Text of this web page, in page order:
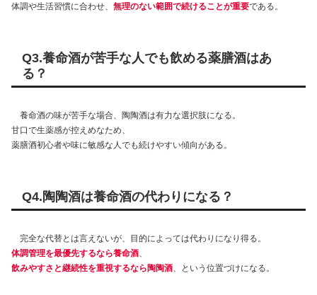
体調や生活習慣に合わせ、 無理のない範囲で続けることが重要である。
Q3.養命酒が苦手な人でも飲める薬膳酒はあ
る？
養命酒の味が苦手な場合、陶陶酒は有力な選択肢になる。
甘口で生薬感が控えめなため、
薬膳酒初心者や味に敏感な人でも続けやすい傾向がある。
Q4.陶陶酒は養命酒の代わりになる？
完全な代替とは言えないが、目的によっては代わりになり得る。
体調管理を最優先するなら養命酒、
飲みやすさと継続性を重視するなら陶陶酒、という位置づけになる。